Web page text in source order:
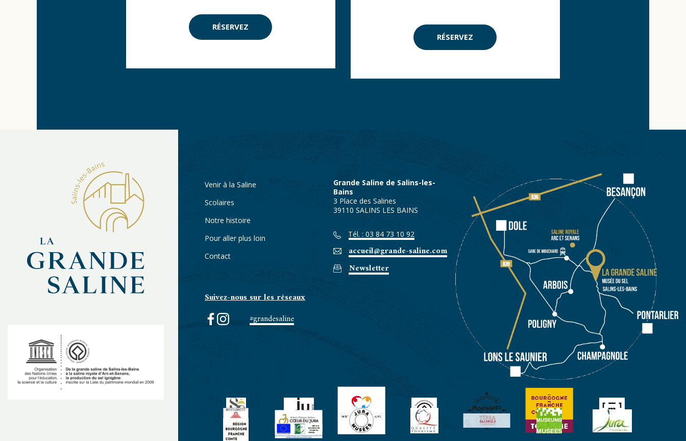
RÉSERVEZ
RÉSERVEZ
Venir à la Saline
Scolaires
Notre histoire
Pour aller plus loin
Contact
Suivez-nous sur les réseaux
#grandesaline
Grande Saline de Salins-les-
Bains
3 Place des Salines
39110 SALINS LES BAINS
Tél. : 03 84 73 10 92
accueil@grande-saline.com
Newsletter